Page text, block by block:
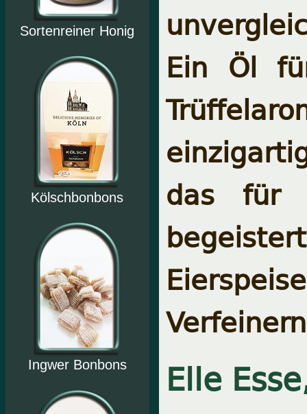
Sortenreiner Honig
Kölschbonbons
Ingwer Bonbons
Ein Öl
das für
Elle